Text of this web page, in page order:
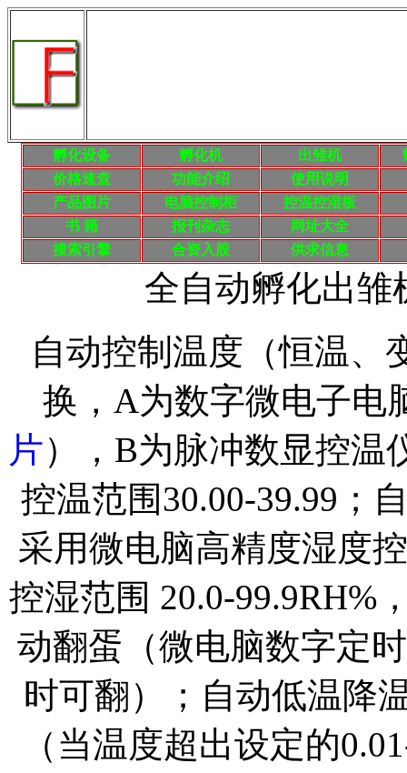
孵化设备 孵化机 出雏机
价格速查
功能介绍
使用说明
产品图片 电脑控制柜
控温控湿板
书 籍
报刊杂志
网址大全
搜索引擎 合资入股 供求信息
全自动孵化出雏
自动控制温度（恒温、
换，A为数字微电子电
片），B为脉冲数显控温
控温范围30.00-39.99；
采用微电脑高精度湿度
控湿范围 20.0-99.9RH%
动翻蛋（微电脑数字定
时可翻）；自动低温降
（当温度超出设定的